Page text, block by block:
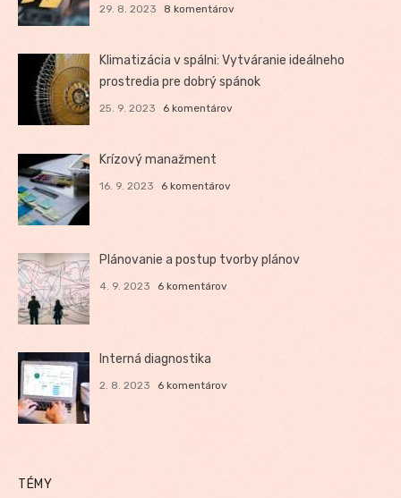
29. 8. 2023 8 komentárov
Klimatizácia v spálni: Vytváranie ideálneho
prostredia pre dobrý spánok
25. 9. 2023 6 komentárov
Krízový manažment
16. 9. 2023 6 komentárov
Plánovanie a postup tvorby plánov
4. 9. 2023 6 komentárov
Interná diagnostika
2. 8. 2023 6 komentárov
TÉMY